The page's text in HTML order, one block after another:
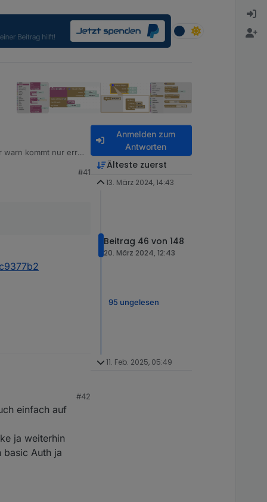
warn kommt nur error
#41
#42
einfach auf
ja weiterhin
basic Auth ja
Anmelden zum
Antworten
Älteste zuerst
13. März 2024, 14:43
Beitrag 46 von 148
20. März 2024, 12:43
95 ungelesen
11. Feb. 2025, 05:49